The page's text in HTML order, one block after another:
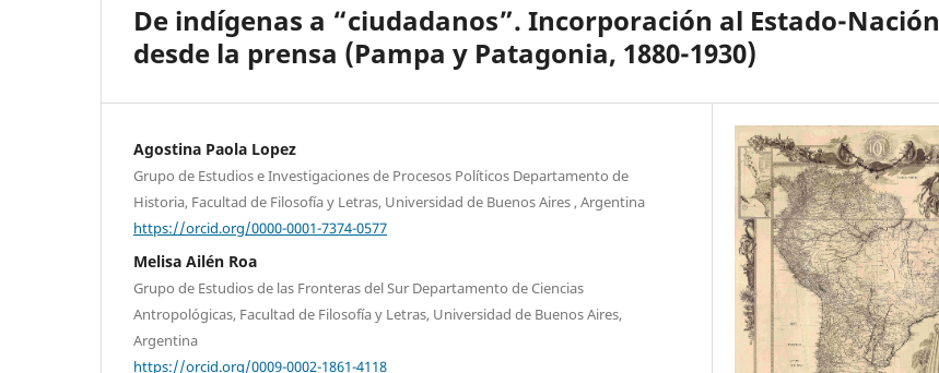
De indígenas a “ciudadanos”. Incorporación al Estado-Nación
desde la prensa (Pampa y Patagonia, 1880-1930)
Agostina Paola Lopez
Grupo de Estudios e Investigaciones de Procesos Políticos Departamento de
Historia, Facultad de Filosofía y Letras, Universidad de Buenos Aires , Argentina
https://orcid.org/0000-0001-7374-0577
Melisa Ailén Roa
Grupo de Estudios de las Fronteras del Sur Departamento de Ciencias
Antropológicas, Facultad de Filosofía y Letras, Universidad de Buenos Aires,
Argentina
https://orcid.org/0009-0002-1861-4118